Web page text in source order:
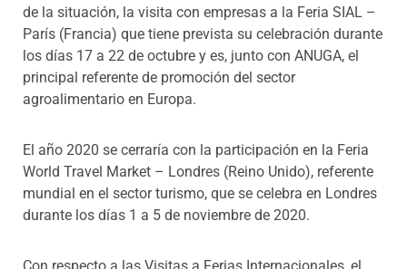
de la situación, la visita con empresas a la Feria SIAL –
París (Francia) que tiene prevista su celebración durante
los días 17 a 22 de octubre y es, junto con ANUGA, el
principal referente de promoción del sector
agroalimentario en Europa.
El año 2020 se cerraría con la participación en la Feria
World Travel Market – Londres (Reino Unido), referente
mundial en el sector turismo, que se celebra en Londres
durante los días 1 a 5 de noviembre de 2020.